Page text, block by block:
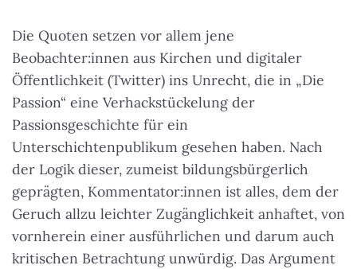
Die Quoten setzen vor allem jene
Beobachter:innen aus Kirchen und digitaler
Öffentlichkeit (Twitter) ins Unrecht, die in „Die
Passion“ eine Verhackstückelung der
Passionsgeschichte für ein
Unterschichtenpublikum gesehen haben. Nach
der Logik dieser, zumeist bildungsbürgerlich
geprägten, Kommentator:innen ist alles, dem der
Geruch allzu leichter Zugänglichkeit anhaftet, von
vornherein einer ausführlichen und darum auch
kritischen Betrachtung unwürdig. Das Argument